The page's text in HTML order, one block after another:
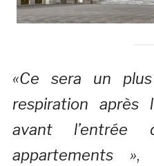
«Ce sera un
respiration après
avant l’entrée
appartements »,